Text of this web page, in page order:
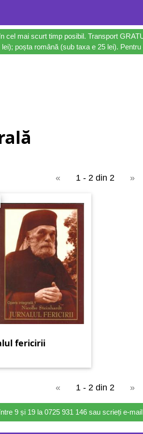
cel mai scurt timp posibil. Transport
poșta română (sub taxa e 25 lei).
« 1 - 2 din 2 »
fericirii
« 1 - 2 din 2 »
9 și 19 la 0725 931 146 sau scrieți e-